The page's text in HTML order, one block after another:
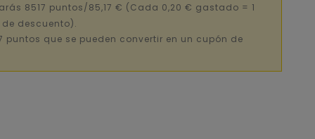
8517 puntos/85,17 € (Cada 0,20 € gastado = 1
de descuento).
puntos que se pueden convertir en un cupón de